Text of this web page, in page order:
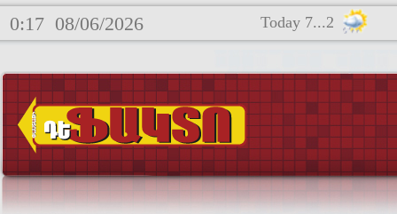
0:17 08/06/2026 Today 7...2